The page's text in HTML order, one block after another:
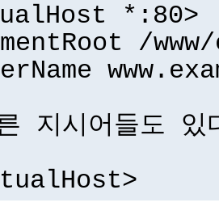
*:80>
/
지시어들도 있